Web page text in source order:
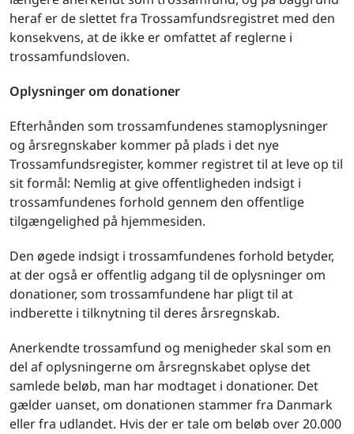
heraf er de slettet fra Trossamfundsregistret med den
konsekvens, at de ikke er omfattet af reglerne i
trossamfundsloven.
Oplysninger om donationer
Efterhånden som trossamfundenes stamoplysninger
og årsregnskaber kommer på plads i det nye
Trossamfundsregister, kommer registret til at leve op til
sit formål: Nemlig at give offentligheden indsigt i
trossamfundenes forhold gennem den offentlige
tilgængelighed på hjemmesiden.
Den øgede indsigt i trossamfundenes forhold betyder,
at der også er offentlig adgang til de oplysninger om
donationer, som trossamfundene har pligt til at
indberette i tilknytning til deres årsregnskab.
Anerkendte trossamfund og menigheder skal som en
del af oplysningerne om årsregnskabet oplyse det
samlede beløb, man har modtaget i donationer. Det
gælder uanset, om donationen stammer fra Danmark
eller fra udlandet. Hvis der er tale om beløb over 20.000